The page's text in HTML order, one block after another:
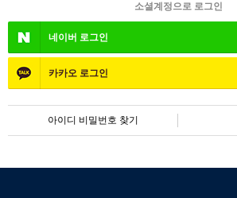
소셜계정으로 로그인
네이버 로그인
카카오 로그인
아이디 비밀번호 찾기